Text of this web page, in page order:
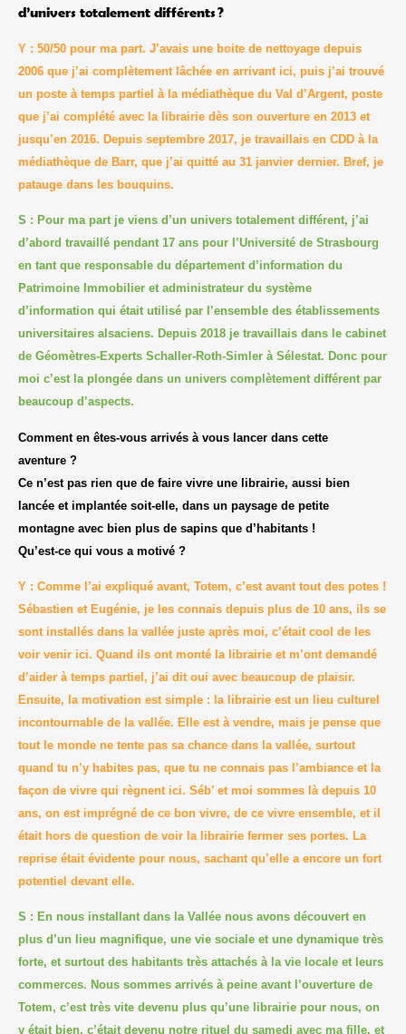
d’univers totalement différents ?
Y : 50/50 pour ma part. J’avais une boite de nettoyage depuis
2006 que j’ai complètement lâchée en arrivant ici, puis j’ai trouvé
un poste à temps partiel à la médiathèque du Val d’Argent, poste
que j’ai complété avec la librairie dès son ouverture en 2013 et
jusqu’en 2016. Depuis septembre 2017, je travaillais en CDD à la
médiathèque de Barr, que j’ai quitté au 31 janvier dernier. Bref, je
patauge dans les bouquins.
S : Pour ma part je viens d’un univers totalement différent, j’ai
d’abord travaillé pendant 17 ans pour l’Université de Strasbourg
en tant que responsable du département d’information du
Patrimoine Immobilier et administrateur du système
d’information qui était utilisé par l’ensemble des établissements
universitaires alsaciens. Depuis 2018 je travaillais dans le cabinet
de Géomètres-Experts Schaller-Roth-Simler à Sélestat. Donc pour
moi c’est la plongée dans un univers complètement différent par
beaucoup d’aspects.
Comment en êtes-vous arrivés à vous lancer dans cette
aventure ?
Ce n’est pas rien que de faire vivre une librairie, aussi bien
lancée et implantée soit-elle, dans un paysage de petite
montagne avec bien plus de sapins que d’habitants !
Qu’est-ce qui vous a motivé ?
Y : Comme l’ai expliqué avant, Totem, c’est avant tout des potes !
Sébastien et Eugénie, je les connais depuis plus de 10 ans, ils se
sont installés dans la vallée juste après moi, c’était cool de les
voir venir ici. Quand ils ont monté la librairie et m’ont demandé
d’aider à temps partiel, j’ai dit oui avec beaucoup de plaisir.
Ensuite, la motivation est simple : la librairie est un lieu culturel
incontournable de la vallée. Elle est à vendre, mais je pense que
tout le monde ne tente pas sa chance dans la vallée, surtout
quand tu n’y habites pas, que tu ne connais pas l’ambiance et la
façon de vivre qui règnent ici. Séb’ et moi sommes là depuis 10
ans, on est imprégné de ce bon vivre, de ce vivre ensemble, et il
était hors de question de voir la librairie fermer ses portes. La
reprise était évidente pour nous, sachant qu’elle a encore un fort
potentiel devant elle.
S : En nous installant dans la Vallée nous avons découvert en
plus d’un lieu magnifique, une vie sociale et une dynamique très
forte, et surtout des habitants très attachés à la vie locale et leurs
commerces. Nous sommes arrivés à peine avant l’ouverture de
Totem, c’est très vite devenu plus qu’une librairie pour nous, on
y était bien, c’était devenu notre rituel du samedi avec ma fille, et